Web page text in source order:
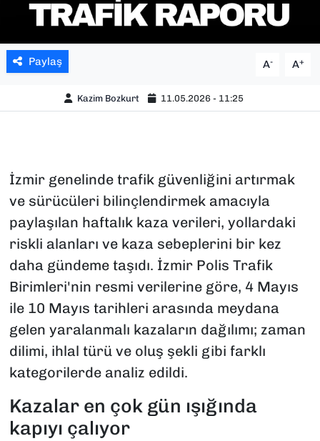
Paylaş A- A+
Kazim Bozkurt 11.05.2026 - 11:25
İzmir genelinde trafik güvenliğini artırmak
ve sürücüleri bilinçlendirmek amacıyla
paylaşılan haftalık kaza verileri, yollardaki
riskli alanları ve kaza sebeplerini bir kez
daha gündeme taşıdı. İzmir Polis Trafik
Birimleri'nin resmi verilerine göre, 4 Mayıs
ile 10 Mayıs tarihleri arasında meydana
gelen yaralanmalı kazaların dağılımı; zaman
dilimi, ihlal türü ve oluş şekli gibi farklı
kategorilerde analiz edildi.
Kazalar en çok gün ışığında
kapıyı çalıyor